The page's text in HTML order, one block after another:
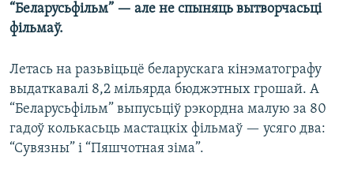
КАЛЯНДАР
НА ХВАЛЯХ СВАБОДЫ
“Беларусьфільм” — але не спыняць вытворчасьці
фільмаў.
Летась на разьвіцьцё беларускага кінэматографу
выдаткавалі 8,2 мільярда бюджэтных грошай. А
“Беларусьфільм” выпусьціў рэкордна малую за 80
гадоў колькасьць мастацкіх фільмаў — усяго два:
“Сувязны” і “Пяшчотная зіма”.